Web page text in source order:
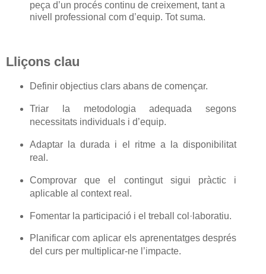
peça d’un procés continu de creixement, tant a
nivell professional com d’equip. Tot suma.
Lliçons clau
Definir objectius clars abans de començar.
Triar la metodologia adequada segons
necessitats individuals i d’equip.
Adaptar la durada i el ritme a la disponibilitat
real.
Comprovar que el contingut sigui pràctic i
aplicable al context real.
Fomentar la participació i el treball col·laboratiu.
Planificar com aplicar els aprenentatges després
del curs per multiplicar-ne l’impacte.